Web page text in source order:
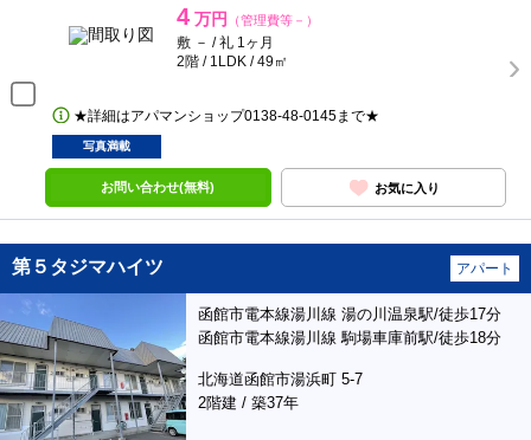
4 万円 （管理費等－）
敷 － / 礼 1ヶ月
2階 / 1LDK / 49㎡
★詳細はアパマンショップ0138‐48‐0145まで★
写真満載
お問い合わせ(無料) お気に入り
第５タジマハイツ アパート
函館市電本線湯川線 湯の川温泉駅/徒歩17分
函館市電本線湯川線 駒場車庫前駅/徒歩18分
北海道函館市湯浜町 5-7
2階建 / 築37年